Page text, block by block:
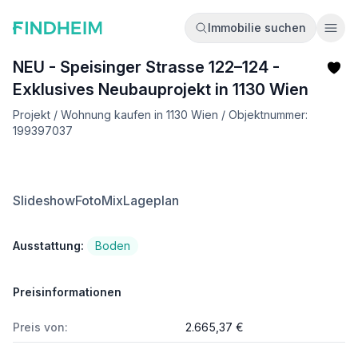
Immobilie suchen
NEU - Speisinger Strasse 122–124 -
Exklusives Neubauprojekt in 1130 Wien
Projekt / Wohnung kaufen in 1130 Wien / Objektnummer:
199397037
SlideshowFotoMixLageplan
Ausstattung: Boden
Preisinformationen
Preis von: 2.665,37 €